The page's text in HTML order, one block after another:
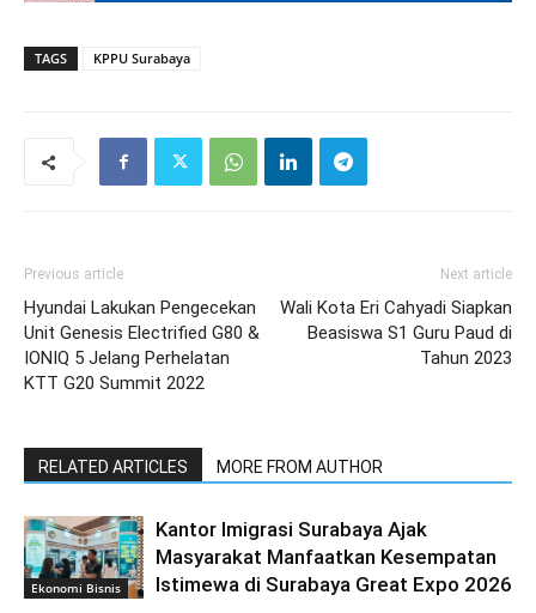
TAGS KPPU Surabaya
Previous article
Hyundai Lakukan Pengecekan
Unit Genesis Electrified G80 &
IONIQ 5 Jelang Perhelatan
KTT G20 Summit 2022
Next article
Wali Kota Eri Cahyadi Siapkan
Beasiswa S1 Guru Paud di
Tahun 2023
RELATED ARTICLES MORE FROM AUTHOR
Ekonomi Bisnis
Kantor Imigrasi Surabaya Ajak
Masyarakat Manfaatkan Kesempatan
Istimewa di Surabaya Great Expo 2026